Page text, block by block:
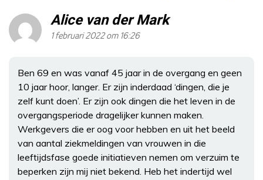
Alice van der Mark
1 februari 2022 om 16:26
Ben 69 en was vanaf 45 jaar in de overgang en geen
10 jaar hoor, langer. Er zijn inderdaad ‘dingen, die je
zelf kunt doen’. Er zijn ook dingen die het leven in de
overgangsperiode dragelijker kunnen maken.
Werkgevers die er oog voor hebben en uit het beeld
van aantal ziekmeldingen van vrouwen in die
leeftijdsfase goede initiatieven nemen om verzuim te
beperken zijn mij niet bekend. Heb het indertijd wel